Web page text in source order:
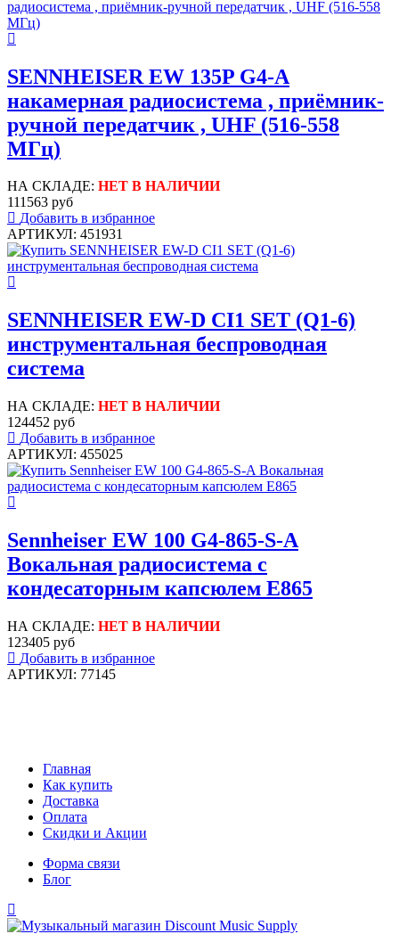
SENNHEISER EW 135P G4-A
накамерная радиосистема , приёмник-
ручной передатчик , UHF (516-558
МГц)
НА СКЛАДЕ: НЕТ В НАЛИЧИИ
111563 руб
Добавить в избранное
АРТИКУЛ: 451931
SENNHEISER EW-D CI1 SET (Q1-6)
инструментальная беспроводная
система
НА СКЛАДЕ: НЕТ В НАЛИЧИИ
124452 руб
Добавить в избранное
АРТИКУЛ: 455025
Sennheiser EW 100 G4-865-S-A
Вокальная радиосистема с
кондесаторным капсюлем E865
НА СКЛАДЕ: НЕТ В НАЛИЧИИ
123405 руб
Добавить в избранное
АРТИКУЛ: 77145
Главная
Как купить
Доставка
Оплата
Скидки и Акции
Форма связи
Блог